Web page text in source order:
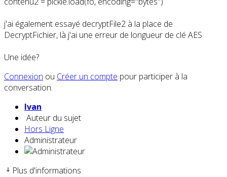
j'ai également essayé decryptFile2 à la place de
DecryptFichier, là j'ai une erreur de longueur de clé AES
Une idée?
Connexion ou Créer un compte pour participer à la
conversation.
Ivan
Auteur du sujet
Hors Ligne
Administrateur
Plus d'informations